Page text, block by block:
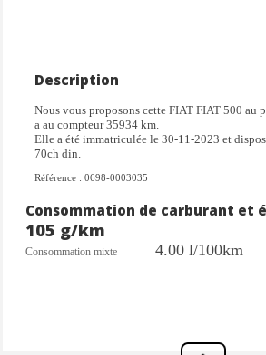
Description
Nous vous proposons cette FIAT FIAT 500 au
a au compteur 35934 km.
Elle a été immatriculée le 30-11-2023 et
70ch din.
Référence : 0698-0003035
Consommation de carburant et
105 g/km
Consommation mixte 4.00 l/100km